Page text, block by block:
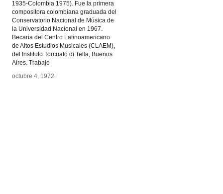
1935-Colombia 1975). Fue la primera
compositora colombiana graduada del
Conservatorio Nacional de Música de
la Universidad Nacional en 1967.
Becaria del Centro Latinoamericano
de Altos Estudios Musicales (CLAEM),
del Instituto Torcuato di Tella, Buenos
Aires. Trabajo
octubre 4, 1972 /
octubre 4, 1972 /